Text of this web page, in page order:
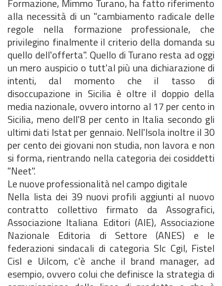
Formazione, Mimmo Turano, ha fatto riferimento
alla necessità di un "cambiamento radicale delle
regole nella formazione professionale, che
privilegino finalmente il criterio della domanda su
quello dell'offerta". Quello di Turano resta ad oggi
un mero auspicio o tutt'al più una dichiarazione di
intenti, dal momento che il tasso di
disoccupazione in Sicilia è oltre il doppio della
media nazionale, ovvero intorno al 17 per cento in
Sicilia, meno dell'8 per cento in Italia secondo gli
ultimi dati Istat per gennaio. Nell'Isola inoltre il 30
per cento dei giovani non studia, non lavora e non
si forma, rientrando nella categoria dei cosiddetti
"Neet".
Le nuove professionalità nel campo digitale
Nella lista dei 39 nuovi profili aggiunti al nuovo
contratto collettivo firmato da Assografici,
Associazione Italiana Editori (AIE), Associazione
Nazionale Editoria di Settore (ANES) e le
federazioni sindacali di categoria Slc Cgil, Fistel
Cisl e Uilcom, c'è anche il brand manager, ad
esempio, ovvero colui che definisce la strategia di